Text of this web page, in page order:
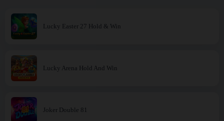
Lucky Easter 27 Hold & Win
Lucky Arena Hold And Win
Joker Double 81